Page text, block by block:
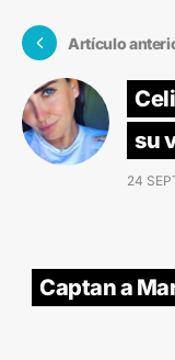
Artículo
su
24
Captan a